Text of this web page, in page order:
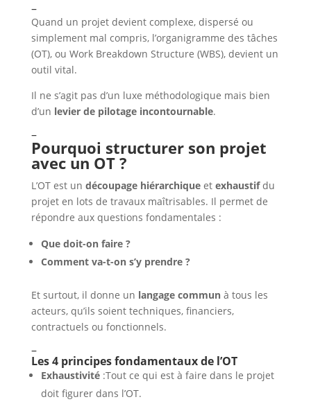
–
Quand un projet devient complexe, dispersé ou
simplement mal compris, l’organigramme des tâches
(OT), ou Work Breakdown Structure (WBS), devient un
outil vital.
Il ne s’agit pas d’un luxe méthodologique mais bien
d’un levier de pilotage incontournable.
–
Pourquoi structurer son projet
avec un OT ?
L’OT est un découpage hiérarchiqueet exhaustifdu
projet en lots de travaux maîtrisables. Il permet de
répondre aux questions fondamentales :
Que doit-on faire ?
Comment va-t-on s’y prendre ?
Et surtout, il donne un langage communà tous les
acteurs, qu’ils soient techniques, financiers,
contractuels ou fonctionnels.
–
Les 4 principes fondamentaux de l’OT
Exhaustivité:Tout ce qui est à faire dans le projet
doit figurer dans l’OT.